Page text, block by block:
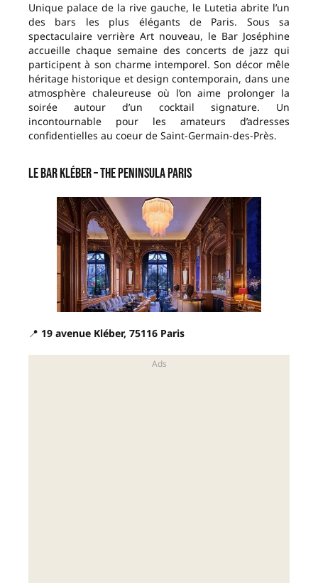
Unique palace de la rive gauche, le Lutetia abrite l’un
des bars les plus élégants de Paris. Sous sa
spectaculaire verrière Art nouveau, le Bar Joséphine
accueille chaque semaine des concerts de jazz qui
participent à son charme intemporel. Son décor mêle
héritage historique et design contemporain, dans une
atmosphère chaleureuse où l’on aime prolonger la
soirée autour d’un cocktail signature. Un
incontournable pour les amateurs d’adresses
confidentielles au coeur de Saint-Germain-des-Près.
Le Bar Kléber – The Peninsula Paris
📍 19 avenue Kléber, 75116 Paris